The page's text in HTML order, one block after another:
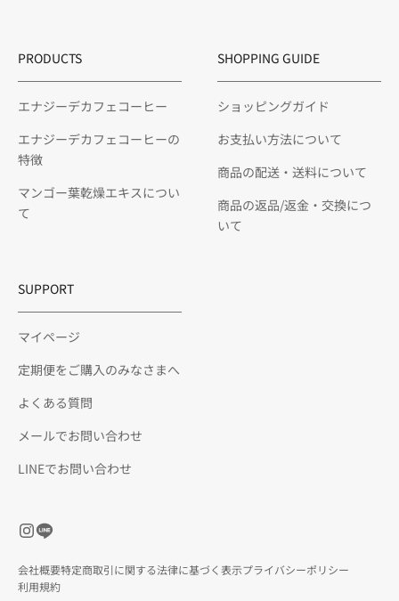
PRODUCTS
エナジーデカフェコーヒー
エナジーデカフェコーヒーの
特徴
マンゴー葉乾燥エキスについ
て
SHOPPING GUIDE
ショッピングガイド
お支払い方法について
商品の配送・送料について
商品の返品/返金・交換につ
いて
SUPPORT
マイページ
定期便をご購入のみなさまへ
よくある質問
メールでお問い合わせ
LINEでお問い合わせ
会社概要特定商取引に関する法律に基づく表示プライバシーポリシー
利用規約